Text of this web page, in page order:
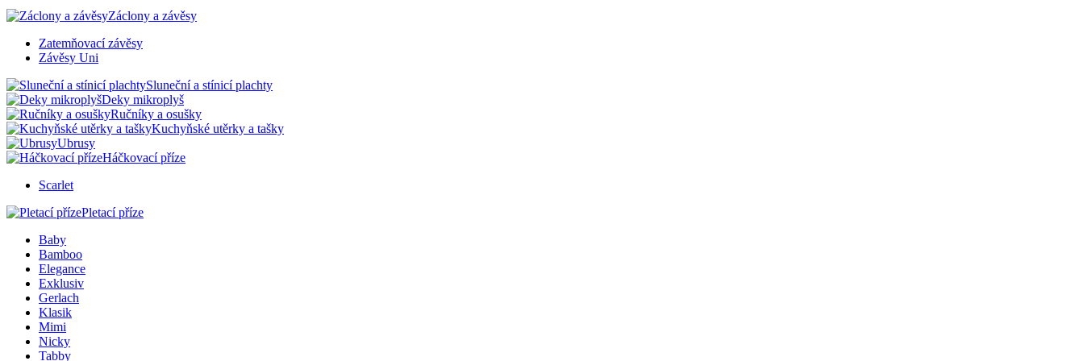
Záclony a závěsy
Zatemňovací závěsy
Závěsy Uni
Sluneční a stínicí plachty
Deky mikroplyš
Ručníky a osušky
Kuchyňské utěrky a tašky
Ubrusy
Háčkovací příze
Scarlet
Pletací příze
Baby
Bamboo
Elegance
Exklusiv
Gerlach
Klasik
Mimi
Nicky
Tabby